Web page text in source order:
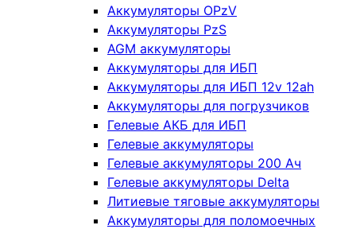
Аккумуляторы OPzV
Аккумуляторы PzS
AGM аккумуляторы
Аккумуляторы для ИБП
Аккумуляторы для ИБП 12v 12ah
Аккумуляторы для погрузчиков
Гелевые АКБ для ИБП
Гелевые аккумуляторы
Гелевые аккумуляторы 200 Ач
Гелевые аккумуляторы Delta
Литиевые тяговые аккумуляторы
Аккумуляторы для поломоечных